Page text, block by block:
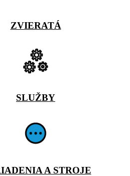
ZVIERATÁ
SLUŽBY
A STROJE